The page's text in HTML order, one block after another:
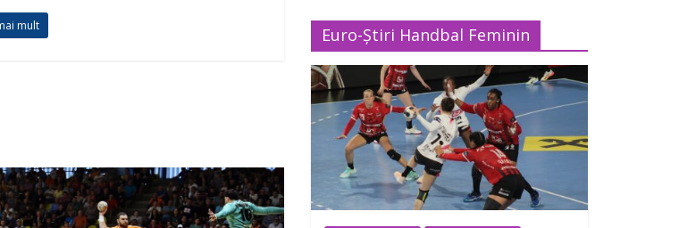
mult Euro-Știri Handbal Feminin